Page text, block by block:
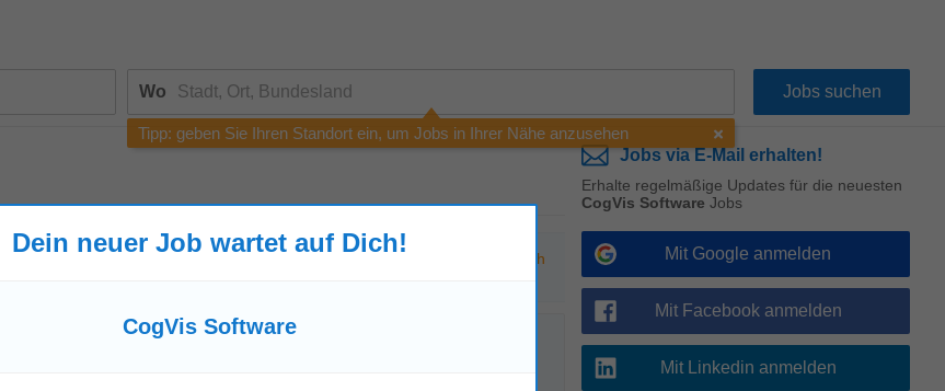
Wo
Tipp: geben Sie Ihren Standort ein, um Jobs in Ihrer Nähe anzusehen
versuchen Sie eine andere Suchanfrage oder
suchen Sie nach
mehr!
Jobs via E-Mail erhalten!
Erhalte regelmäßige Updates für die neuesten
CogVis Software Jobs
Mit Google anmelden
Mit Facebook anmelden
Mit Linkedin anmelden
Dein neuer Job wartet auf Dich!
CogVis Software